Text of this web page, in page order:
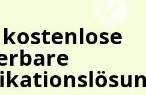
kostenlose